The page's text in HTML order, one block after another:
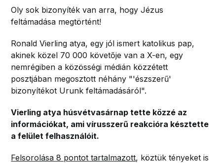
Oly sok bizonyíték van arra, hogy Jézus
feltámadása megtörtént!
Ronald Vierling atya, egy jól ismert katolikus pap,
akinek közel 70 000 követője van a X-en, egy
nemrégiben a közösségi médián közzétett
posztjában megosztott néhány "'észszerű'
bizonyítékot Urunk feltámadásáról".
Vierling atya húsvétvasárnap tette közzé az
információkat, ami vírusszerű reakcióra késztette
a felület felhasználóit.
Felsorolása 8 pontot tartalmazott, köztük tényeket is